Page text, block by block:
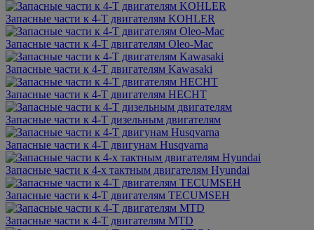
Запасные части к 4-Т двигателям KOHLER
Запасные части к 4-Т двигателям Oleo-Mac
Запасные части к 4-Т двигателям Kawasaki
Запасные части к 4-Т двигателям HECHT
Запасные части к 4-Т дизельным двигателям
Запасные части к 4-Т двигунам Husqvarna
Запасные части к 4-х тактным двигателям Hyundai
Запасные части к 4-Т двигателям TECUMSEH
Запасные части к 4-Т двигателям MTD